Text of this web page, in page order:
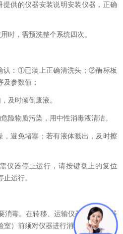
供的仪器安装说明安装仪器，正确
，需预洗整个系统四次。
：①已装上正确清洗头；②酶标板
参数值；
时倾倒废液。
物质污染，用中性消毒液清洁。
避免堵塞；若有液体溅出，及时擦
器停止运行，请按键盘上的复位
运行。
毒。在转移、运输仪器（如把仪器
室）前须对仪器进行消毒。